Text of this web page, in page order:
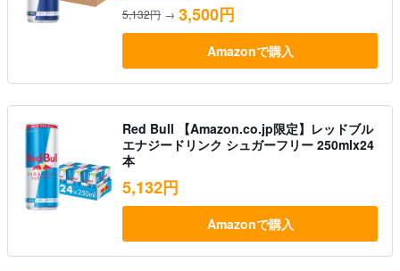
5,132円 → 3,500円
Amazonで購入
Red Bull 【Amazon.co.jp限定】レッドブル
エナジードリンク シュガーフリー 250mlx24
本
5,132円
Amazonで購入